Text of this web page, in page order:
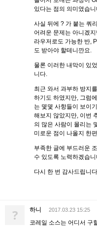
있다는 점의 의미였습
사실 뒤에 ? 가 붙는 쿼
어려운 문제는 아니겠
라우저로도 가능한 반,
도 받아야 할테니깐요.
물론 이러한 내막이 있
니다.
최근 와서 과부하 방지
하기도 하였지만, 그럼
는 몇몇 사항들이 보이
해보지 않았지만, 이번
의 많은 사람이 몰리는
미로운 점이 나올지 한
부족한 글에 부드러운
수 있도록 노력하겠습
다시 한 번 감사드립니
? 하니 2017.03.23 15:25
코레일 소스는 어디서 구